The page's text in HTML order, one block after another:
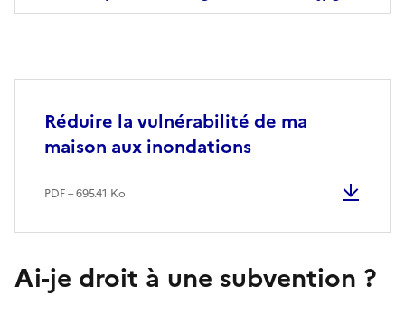
Réduire la vulnérabilité de ma
maison aux inondations
PDF – 695.41 Ko
Ai-je droit à une subvention ?